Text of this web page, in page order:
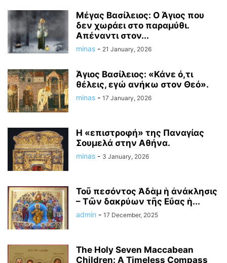
Μέγας Βασίλειος: Ο Άγιος που
δεν χωράει στο παραμύθι.
Απέναντι στον...
minas - 21 January, 2026
Άγιος Βασίλειος: «Κάνε ό,τι
θέλεις, εγώ ανήκω στον Θεό».
minas - 17 January, 2026
Η «επιστροφή» της Παναγίας
Σουμελά στην Αθήνα.
minas - 3 January, 2026
Τοῦ πεσόντος Ἀδὰμ ἡ ἀνάκλησις
– Τῶν δακρύων τῆς Εὔας ἡ...
admin - 17 December, 2025
The Holy Seven Maccabean
Children: A Timeless Compass